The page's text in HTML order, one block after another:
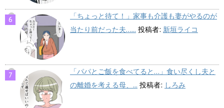
「ちょっと待て！」家事も介護も妻がやるのが
当たり前だった夫…... 投稿者: 新垣ライコ
「パパとご飯を食べてると…」食い尽くし夫と
の離婚を考える母、... 投稿者: しろみ